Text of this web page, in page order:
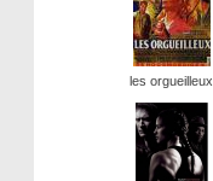
les orgueilleux